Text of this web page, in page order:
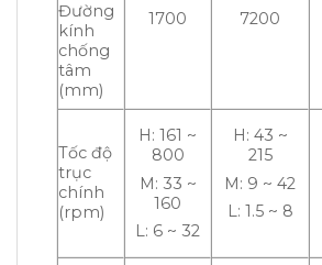
Đường
kính
chống
tâm
(mm)
1700 7200
Tốc độ
trục
chính
(rpm)
H: 161 ~
800
M: 33 ~
160
L: 6 ~ 32
H: 43 ~
215
M: 9 ~ 42
L: 1.5 ~ 8